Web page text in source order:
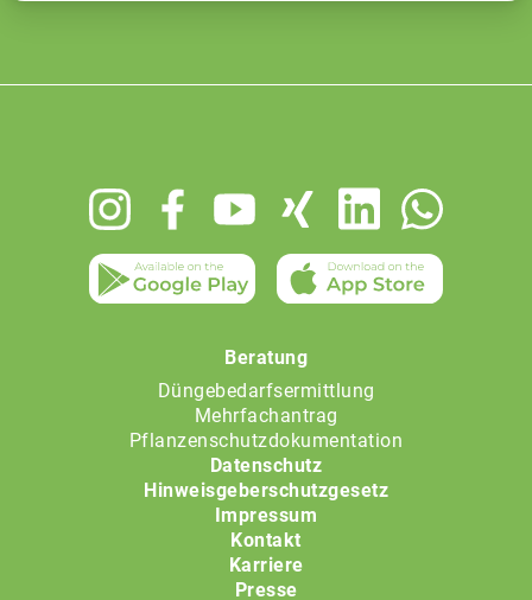
Beratung
Düngebedarfsermittlung
Mehrfachantrag
Pflanzenschutzdokumentation
Datenschutz
Hinweisgeberschutzgesetz
Impressum
Kontakt
Karriere
Presse